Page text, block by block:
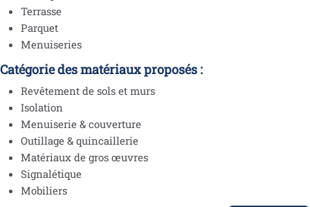
Terrasse
Parquet
Menuiseries
Catégorie des matériaux proposés :
Revêtement de sols et murs
Isolation
Menuiserie & couverture
Outillage & quincaillerie
Matériaux de gros œuvres
Signalétique
Mobiliers